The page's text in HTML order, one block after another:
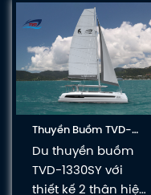
Thuyền Buồm TVD-
1330SY
Du thuyền buồm
TVD-1330SY với
thiết kế 2 thân hiện